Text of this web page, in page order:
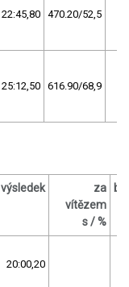
22:45,80 470.20/52,5
25:12,50 616.90/68,9
výsledek
za
vítězem
s / %
20:00,20